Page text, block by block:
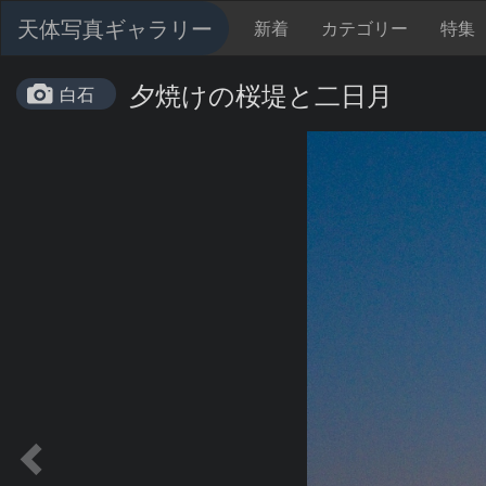
天体写真ギャラリー 新着 カテゴリー 特集
白石 夕焼けの桜堤と二日月